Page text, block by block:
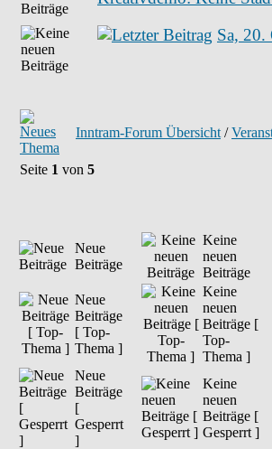
Sa,
Inntram-Forum Übersicht /
Seite 1 von 5
Neue
Beiträge
Keine
neuen
Beiträge
Neue
Beiträge
[ Top-
Thema ]
Keine
neuen
Beiträge [
Top-
Thema ]
Neue
Beiträge
[
Gesperrt
]
Keine
neuen
Beiträge [
Gesperrt ]